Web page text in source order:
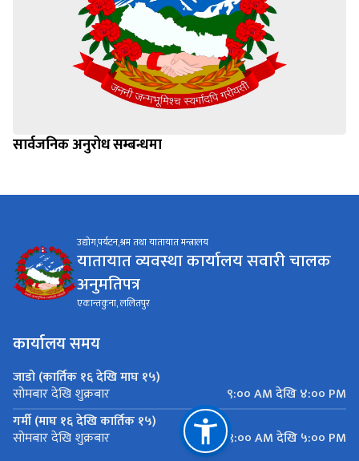
सार्वजनिक अनुरोध सम्बन्धमा
उद्योग,पर्यटन,श्रम तथा यातायात मन्त्रालय
यातायात व्यवस्था कार्यालय सवारी चालक
अनुमतिपत्र
एकान्तकुना, ललितपुर
कार्यालय समय
जाडो (कार्तिक १६ देखि माघ १५)
सोमबार देखि शुक्रबार
९:०० AM देखि ४:०० PM
गर्मी (माघ १६ देखि कार्तिक १५)
सोमबार देखि शुक्रबार ९:०० AM देखि ५:०० PM